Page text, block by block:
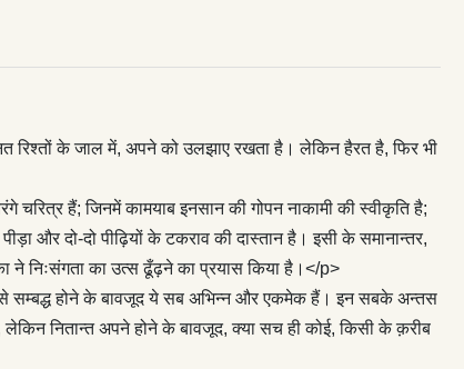
रिश्तों के जाल में, अपने को उलझाए रखता है। लेकिन हैरत है, फिर भी
चरित्र हैं; जिनमें कामयाब इनसान की गोपन नाकामी की स्वीकृति है;
और दो-दो पीढ़ियों के टकराव की दास्तान है। इसी के समानान्तर,
ने निःसंगता का उत्स ढूँढ़ने का प्रयास किया है।</p>
से सम्बद्ध होने के बावजूद ये सब अभिन्न और एकमेक हैं। इन सबके अन्तस
नितान्त अपने होने के बावजूद, क्या सच ही कोई, किसी के क़रीब